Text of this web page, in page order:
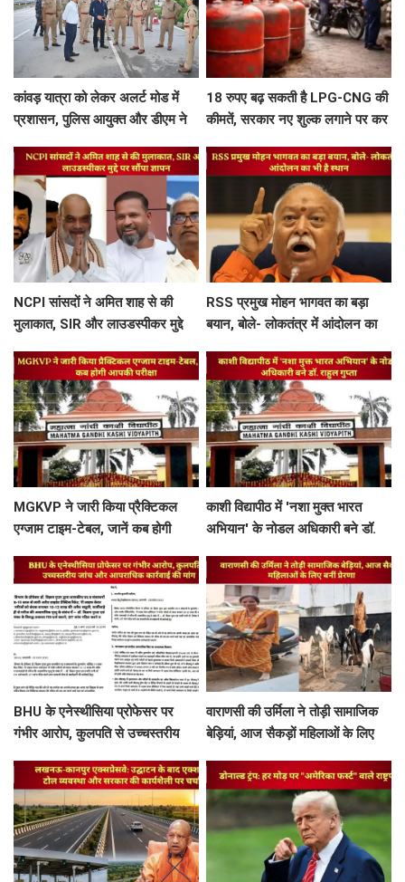
कांवड़ यात्रा को लेकर अलर्ट मोड में
प्रशासन, पुलिस आयुक्त और डीएम ने
किया निरीक्षण
18 रुपए बढ़ सकती है LPG-CNG की
कीमतें, सरकार नए शुल्क लगाने पर कर
NCPI सांसदों ने अमित शाह से की
मुलाकात, SIR और लाउडस्पीकर मुद्दे
RSS प्रमुख मोहन भागवत का बड़ा
बयान, बोले- लोकतंत्र में आंदोलन का
MGKVP ने जारी किया प्रैक्टिकल
एग्जाम टाइम-टेबल, जानें कब होगी
काशी विद्यापीठ में 'नशा मुक्त भारत
अभियान' के नोडल अधिकारी बने डॉ.
BHU के एनेस्थीसिया प्रोफेसर पर
गंभीर आरोप, कुलपति से उच्चस्तरीय
वाराणसी की उर्मिला ने तोड़ी सामाजिक
बेड़ियां, आज सैकड़ों महिलाओं के लिए